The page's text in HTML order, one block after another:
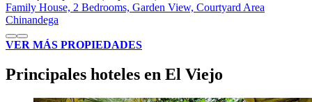
Family House, 2 Bedrooms, Garden View, Courtyard Area
Chinandega
VER MÁS PROPIEDADES
Principales hoteles en El Viejo